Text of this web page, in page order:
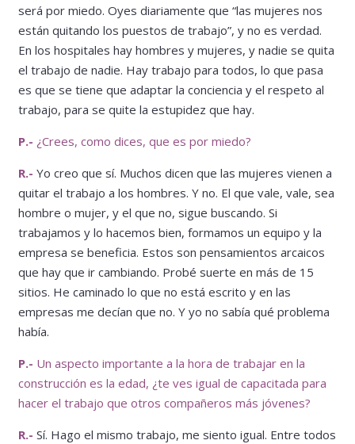
será por miedo. Oyes diariamente que “las mujeres nos
están quitando los puestos de trabajo”, y no es verdad.
En los hospitales hay hombres y mujeres, y nadie se quita
el trabajo de nadie. Hay trabajo para todos, lo que pasa
es que se tiene que adaptar la conciencia y el respeto al
trabajo, para se quite la estupidez que hay.
P.- ¿Crees, como dices, que es por miedo?
R.- Yo creo que sí. Muchos dicen que las mujeres vienen a
quitar el trabajo a los hombres. Y no. El que vale, vale, sea
hombre o mujer, y el que no, sigue buscando. Si
trabajamos y lo hacemos bien, formamos un equipo y la
empresa se beneficia. Estos son pensamientos arcaicos
que hay que ir cambiando. Probé suerte en más de 15
sitios. He caminado lo que no está escrito y en las
empresas me decían que no. Y yo no sabía qué problema
había.
P.- Un aspecto importante a la hora de trabajar en la
construcción es la edad, ¿te ves igual de capacitada para
hacer el trabajo que otros compañeros más jóvenes?
R.- Sí. Hago el mismo trabajo, me siento igual. Entre todos